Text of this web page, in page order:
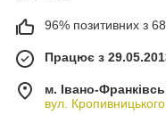
96% позитивних з
Працює з
м. Івано-
вул.